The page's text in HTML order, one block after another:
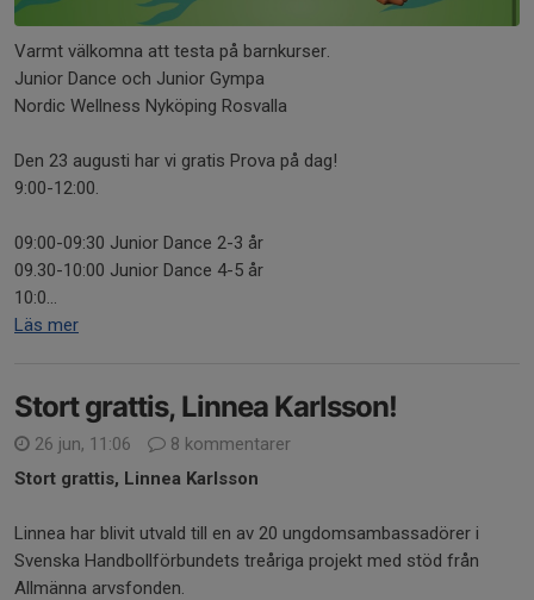
Varmt välkomna att testa på barnkurser.
Junior Dance och Junior Gympa
Nordic Wellness Nyköping Rosvalla
Den 23 augusti har vi gratis Prova på dag!
9:00-12:00.
09:00-09:30 Junior Dance 2-3 år
09.30-10:00 Junior Dance 4-5 år
10:0...
Läs mer
Stort grattis, Linnea Karlsson!
26 jun, 11:06
8 kommentarer
Stort grattis, Linnea Karlsson
Linnea har blivit utvald till en av 20 ungdomsambassadörer i
Svenska Handbollförbundets treåriga projekt med stöd från
Allmänna arvsfonden.